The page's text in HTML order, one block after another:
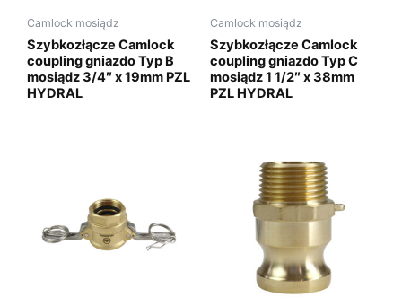
Camlock mosiądz
Szybkozłącze Camlock
coupling gniazdo Typ B
mosiądz 3/4″ x 19mm PZL
HYDRAL
Camlock mosiądz
Szybkozłącze Camlock
coupling gniazdo Typ C
mosiądz 1 1/2″ x 38mm
PZL HYDRAL